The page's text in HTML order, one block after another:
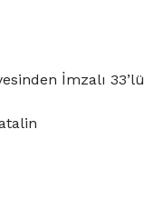
İmzalı